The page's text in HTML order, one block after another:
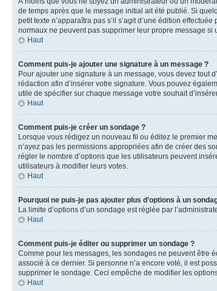
de temps après que le message initial ait été publié. Si
petit texte n’apparaîtra pas s’il s’agit d’une édition
normaux ne peuvent pas supprimer leur propre message si
Haut
Comment puis-je ajouter une signature à un message ?
Pour ajouter une signature à un message, vous devez tout
rédaction afin d’insérer votre signature. Vous pouvez
utile de spécifier sur chaque message votre souhait
Haut
Comment puis-je créer un sondage ?
Lorsque vous rédigez un nouveau fil ou éditez le premier
n’ayez pas les permissions appropriées afin de créer des
régler le nombre d’options que les utilisateurs peuvent
utilisateurs à modifier leurs votes.
Haut
Pourquoi ne puis-je pas ajouter plus d’options à un
La limite d’options d’un sondage est réglée par
Haut
Comment puis-je éditer ou supprimer un sondage ?
Comme pour les messages, les sondages ne peuvent être
associé à ce dernier. Si personne n’a encore voté, il est
supprimer le sondage. Ceci empêche de modifier les
Haut